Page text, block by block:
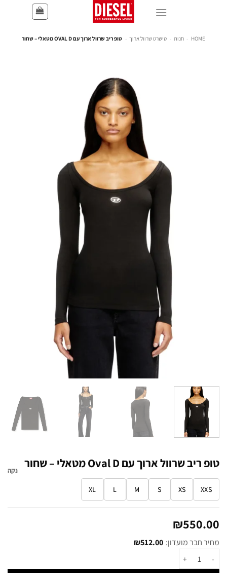
HOME
- חנות - טישרט שרוול ארוך - טופ ריב שרוול ארוך עם OVAL D מטאלי – שחור
טופ ריב שרוול ארוך עם Oval D מטאלי – שחור
XXS
XS
S
M
L
XL
נקה
₪550.00
מחיר חבר מועדון: ₪512.00